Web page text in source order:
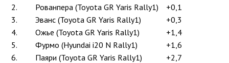
2.
Рованпера (Toyota GR Yaris Rally1)
+0,1
3.
Эванс (Toyota GR Yaris Rally1)
+0,3
4.
Ожье (Toyota GR Yaris Rally1)
+1,4
5.
Фурмо (Hyundai i20 N Rally1)
+1,6
6.
Паяри (Toyota GR Yaris Rally1)
+2,7